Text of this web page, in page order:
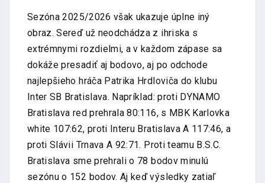
Sezóna 2025/2026 však ukazuje úplne iný
obraz. Sereď už neodchádza z ihriska s
extrémnymi rozdielmi, a v každom zápase sa
dokáže presadiť aj bodovo, aj po odchode
najlepšieho hráča Patrika Hrdloviča do klubu
Inter SB Bratislava. Napríklad: proti DYNAMO
Bratislava red prehrala 80:116, s MBK Karlovka
white 107:62, proti Interu Bratislava A 117:46, a
proti Slávii Trnava A 92:71. Proti teamu B.S.C.
Bratislava sme prehrali o 78 bodov minulú
sezónu o 152 bodov. Aj keď výsledky zatiaľ